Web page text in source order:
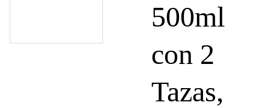
500ml
con 2
Tazas,